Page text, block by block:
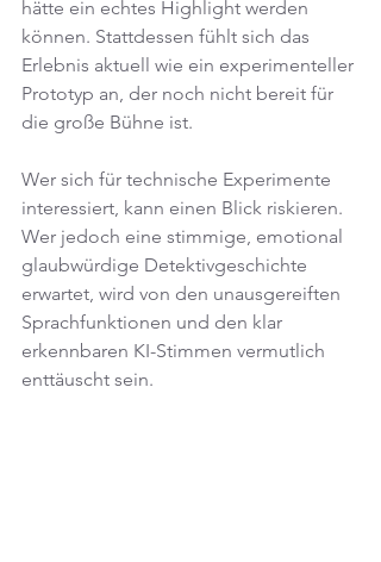
hätte ein echtes Highlight werden
können. Stattdessen fühlt sich das
Erlebnis aktuell wie ein experimenteller
Prototyp an, der noch nicht bereit für
die große Bühne ist.
Wer sich für technische Experimente
interessiert, kann einen Blick riskieren.
Wer jedoch eine stimmige, emotional
glaubwürdige Detektivgeschichte
erwartet, wird von den unausgereiften
Sprachfunktionen und den klar
erkennbaren KI-Stimmen vermutlich
enttäuscht sein.